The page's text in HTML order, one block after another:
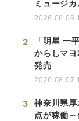
ミュージカ
2026.08.06
2
「明星 一
からしマ
発売
2026.08.07
3
神奈川県
点が稼働